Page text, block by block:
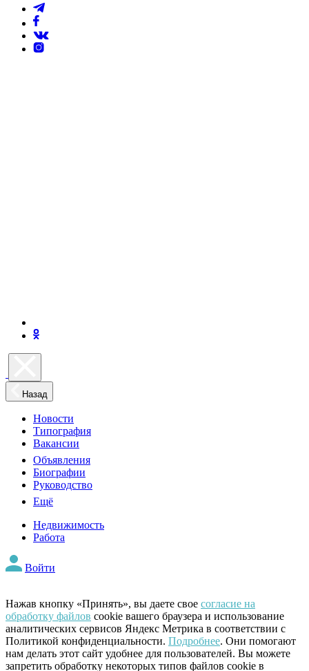
Назад
Новости
Типография
Вакансии
Объявления
Биографии
Руководство
Ещё
Недвижимость
Работа
Войти
Нажав кнопку «Принять», вы даете свое согласие на
обработку файлов cookie вашего браузера и использование
аналитических сервисов Яндекс Метрика в соответствии с
Политикой конфиденциальности. Подробнее. Они помогают
нам делать этот сайт удобнее для пользователей. Вы можете
запретить обработку некоторых типов файлов cookie в